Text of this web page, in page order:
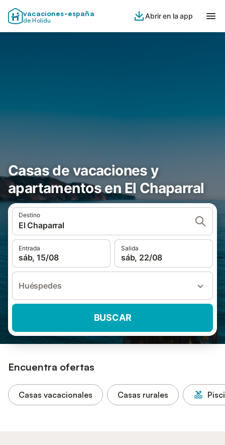
vacaciones-españa
de Holidu
Abrir en la app
Casas de vacaciones y
apartamentos en El Chaparral
Destino
El Chaparral
Entrada
sáb, 15/08
Salida
sáb, 22/08
Huéspedes
BUSCAR
Encuentra ofertas
Casas vacacionales Casas rurales